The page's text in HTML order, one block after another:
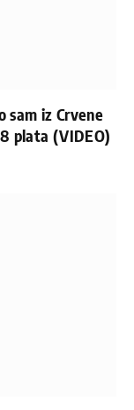
sam iz Crvene
plata (VIDEO)